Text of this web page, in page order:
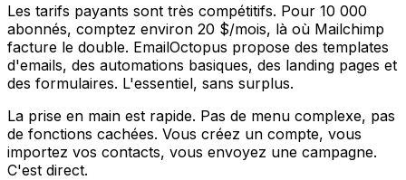
Les tarifs payants sont très compétitifs. Pour 10 000
abonnés, comptez environ 20 $/mois, là où Mailchimp
facture le double. EmailOctopus propose des templates
d'emails, des automations basiques, des landing pages et
des formulaires. L'essentiel, sans surplus.
La prise en main est rapide. Pas de menu complexe, pas
de fonctions cachées. Vous créez un compte, vous
importez vos contacts, vous envoyez une campagne.
C'est direct.